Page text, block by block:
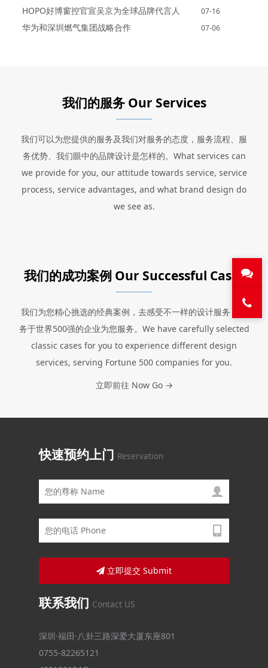
HOPO好博窗控官宣吴京为全球品牌代言人 07-16
华为和深圳燃气集团战略合作 07-06
我们的服务 Our Services
我们可以为您提供的服务及我们对服务的态度，服务流程、服
务优势、我们眼中的品牌设计是怎样的。What services can
we provide for you, our attitude towards service, service
process, service advantages, and what brand design do
we see as.
我们的成功案例 Our Successful Cases
我们为您精心挑选的经典案例，去感受不一样的设计服务，服
务于世界500强的企业为您服务。We have carefully selected
classic cases for you to experience different design
services, serving Fortune 500 companies for you.
立即前往 Now Go →
快速预约上门 Reservation
立即提交 Submit
联系我们 Contact US
深圳·福田·八卦三路深爱大厦东座801
0755-82265121